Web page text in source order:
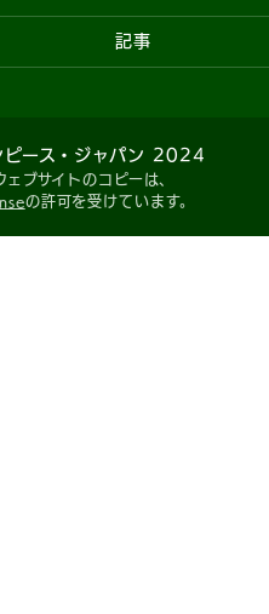
記事
ース・ジャパン 2024
ェブサイトのコピーは、
の許可を受けています。